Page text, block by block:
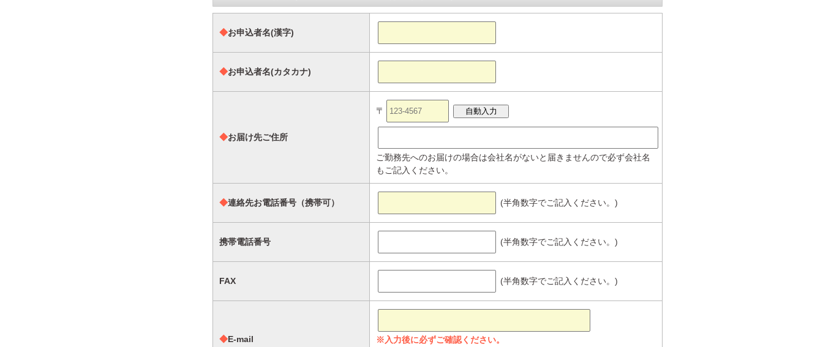
◆お申込者名(漢字)
◆お申込者名(カタカナ)
◆お届け先ご住所
〒
ご勤務先へのお届けの場合は会社名がないと届きませんので必ず会社名
もご記入ください。
◆連絡先お電話番号（携帯可） (半角数字でご記入ください。)
携帯電話番号 (半角数字でご記入ください。)
FAX (半角数字でご記入ください。)
◆E-mail
※入力後に必ずご確認ください。